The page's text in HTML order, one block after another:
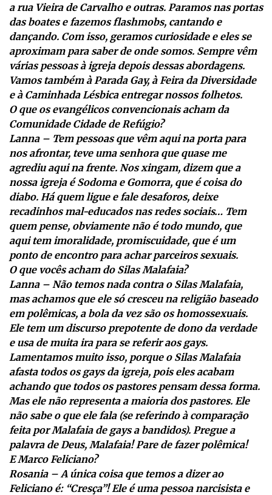
a rua Vieira de Carvalho e outras. Paramos nas portas
das boates e fazemos flashmobs, cantando e
dançando. Com isso, geramos curiosidade e eles se
aproximam para saber de onde somos. Sempre vêm
várias pessoas à igreja depois dessas abordagens.
Vamos também à Parada Gay, à Feira da Diversidade
e à Caminhada Lésbica entregar nossos folhetos.
O que os evangélicos convencionais acham da
Comunidade Cidade de Refúgio?
Lanna – Tem pessoas que vêm aqui na porta para
nos afrontar, teve uma senhora que quase me
agrediu aqui na frente. Nos xingam, dizem que a
nossa igreja é Sodoma e Gomorra, que é coisa do
diabo. Há quem ligue e fale desaforos, deixe
recadinhos mal-educados nas redes sociais… Tem
quem pense, obviamente não é todo mundo, que
aqui tem imoralidade, promiscuidade, que é um
ponto de encontro para achar parceiros sexuais.
O que vocês acham do Silas Malafaia?
Lanna – Não temos nada contra o Silas Malafaia,
mas achamos que ele só cresceu na religião baseado
em polêmicas, a bola da vez são os homossexuais.
Ele tem um discurso prepotente de dono da verdade
e usa de muita ira para se referir aos gays.
Lamentamos muito isso, porque o Silas Malafaia
afasta todos os gays da igreja, pois eles acabam
achando que todos os pastores pensam dessa forma.
Mas ele não representa a maioria dos pastores. Ele
não sabe o que ele fala (se referindo à comparação
feita por Malafaia de gays a bandidos). Pregue a
palavra de Deus, Malafaia! Pare de fazer polêmica!
E Marco Feliciano?
Rosania – A única coisa que temos a dizer ao
Feliciano é: “Cresça”! Ele é uma pessoa narcisista e